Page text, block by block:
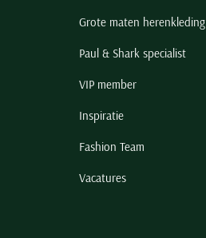
Grote maten herenkleding
Paul & Shark specialist
VIP member
Inspiratie
Fashion Team
Vacatures